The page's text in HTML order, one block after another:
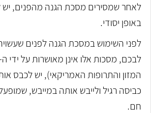
לאחר שמסירים מסכת הגנה מהפנים, יש
באופן יסודי.
לפני השימוש במסכת הגנה לפנים
המזון והתרופות האמריקאי), יש לכבס
כביסה רגיל ולייבש אותה במייבש,
חם.